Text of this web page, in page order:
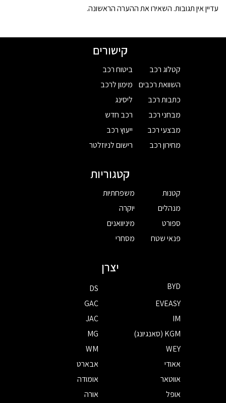
עדיין אין תגובות. השאירו את ההערה הראשונה.
קישורים
קטלוג רכב
השוואת רכבים
כתבות רכב
מבחני רכב
מבצעי רכב
מחירון רכב
ביטוח רכב
מימון לרכב
ליסינג
רכב חדש
ייעוץ רכב
רישום לניוזלטר
קטגוריות
קטנות
מנהלים
ספורט
פנאי שטח
משפחתיות
יוקרה
מיניוואנים
מסחרי
יצרן
BYD
DS
EVEASY
GAC
IM
JAC
KGM (סאנגיונג)
MG
WEY
WM
אאודי
אבארט
אווטאר
אומודה
אופל
אורה